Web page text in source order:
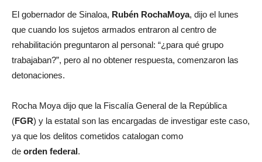
El gobernador de Sinaloa, Rubén RochaMoya, dijo el lunes
que cuando los sujetos armados entraron al centro de
rehabilitación preguntaron al personal: “¿para qué grupo
trabajaban?”, pero al no obtener respuesta, comenzaron las
detonaciones.
Rocha Moya dijo que la Fiscalía General de la República
(FGR) y la estatal son las encargadas de investigar este caso,
ya que los delitos cometidos catalogan como
de orden federal.